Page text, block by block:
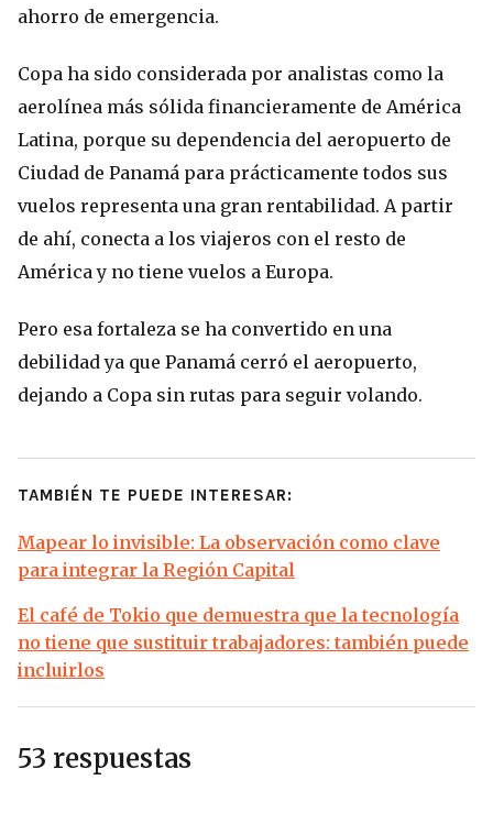
ahorro de emergencia.
Copa ha sido considerada por analistas como la
aerolínea más sólida financieramente de América
Latina, porque su dependencia del aeropuerto de
Ciudad de Panamá para prácticamente todos sus
vuelos representa una gran rentabilidad. A partir
de ahí, conecta a los viajeros con el resto de
América y no tiene vuelos a Europa.
Pero esa fortaleza se ha convertido en una
debilidad ya que Panamá cerró el aeropuerto,
dejando a Copa sin rutas para seguir volando.
TAMBIÉN TE PUEDE INTERESAR:
Mapear lo invisible: La observación como clave
para integrar la Región Capital
El café de Tokio que demuestra que la tecnología
no tiene que sustituir trabajadores: también puede
incluirlos
53 respuestas